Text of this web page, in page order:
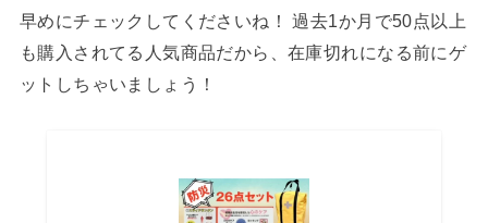
早めにチェックしてくださいね！ 過去1か月で50点以上
も購入されてる人気商品だから、在庫切れになる前にゲ
ットしちゃいましょう！